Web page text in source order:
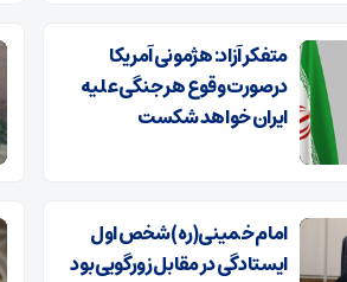
متفکر آزاد: هژمونی آمریکا
درصورت وقوع هر جنگی علیه
ایران خواهد شکست
امام خمینی(ره) شخص اول
ایستادگی در مقابل زورگویی بود